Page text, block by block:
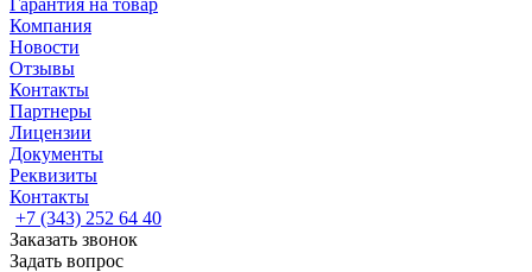
Гарантия на товар
Компания
Новости
Отзывы
Контакты
Партнеры
Лицензии
Документы
Реквизиты
Контакты
+7 (343) 252 64 40
Заказать звонок
Задать вопрос